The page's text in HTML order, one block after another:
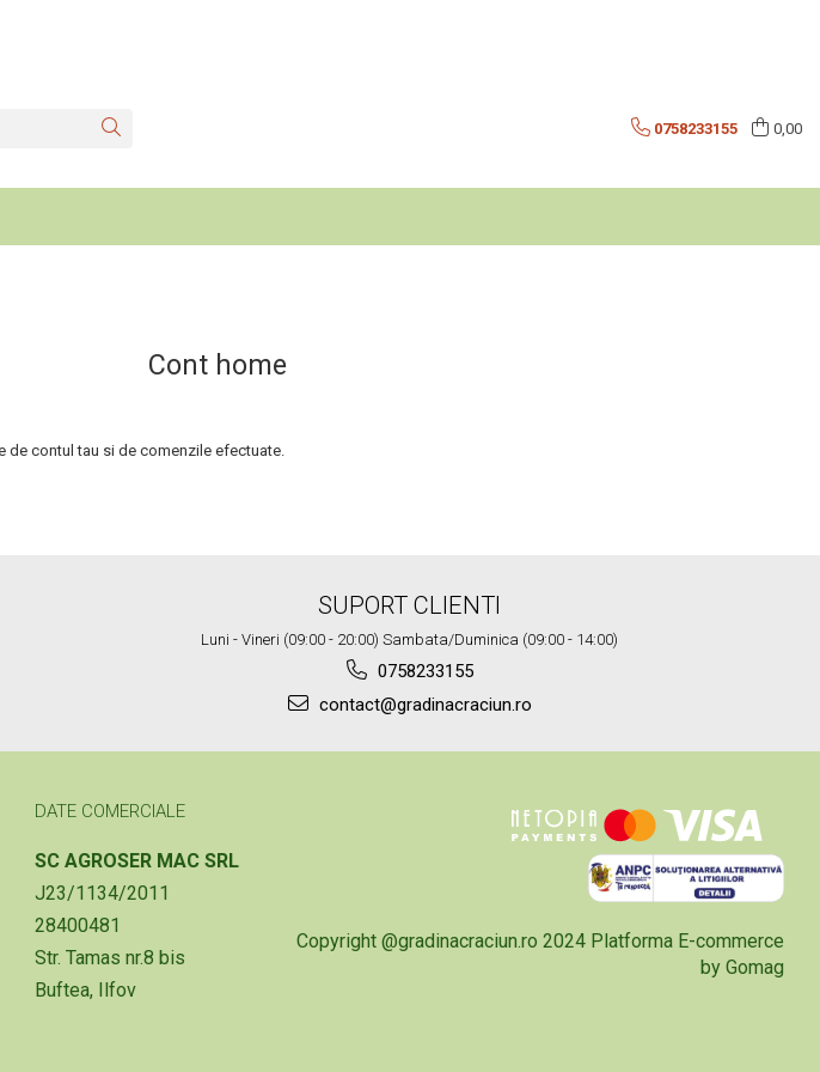
0758233155 0,00
Cont home
de contul tau si de comenzile efectuate.
SUPORT CLIENTI
Luni - Vineri (09:00 - 20:00) Sambata/Duminica (09:00 - 14:00)
0758233155
contact@gradinacraciun.ro
DATE COMERCIALE
SC AGROSER MAC SRL
J23/1134/2011
28400481
Str. Tamas nr.8 bis
Buftea, Ilfov
Copyright @gradinacraciun.ro 2024 Platforma E-commerce
by Gomag